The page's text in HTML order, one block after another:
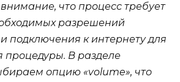
что процесс требует
разрешений
подключения к интернету для
процедуры. В разделе
опцию «volume», что